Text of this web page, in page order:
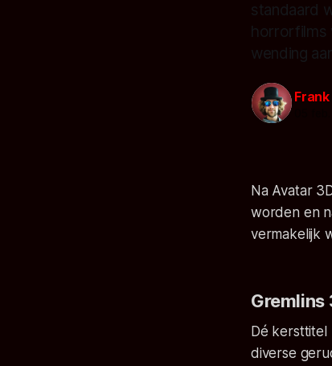
standaard
horrorfilms
wending
Na Avatar
worden en
vermakelijk
Gremlins
Dé
diverse